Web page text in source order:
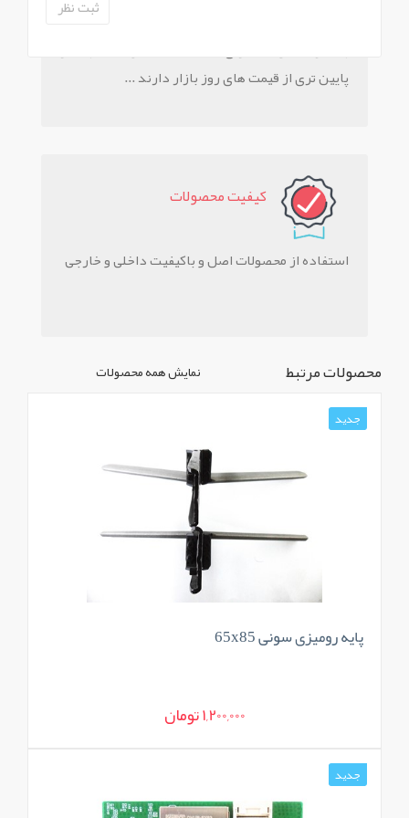
بیشتر محصولات دارای تخفیف هستند و قیمت بسیار
پایین تری از قیمت های روز بازار دارند ...
کيفيت محصولات
استفاده از محصولات اصل و باکیفیت داخلی و خارجی
نمایش همه محصولات محصولات مرتبط
جدید
پایه رومیزی سونی 65x85
1,200,000 تومان
جدید